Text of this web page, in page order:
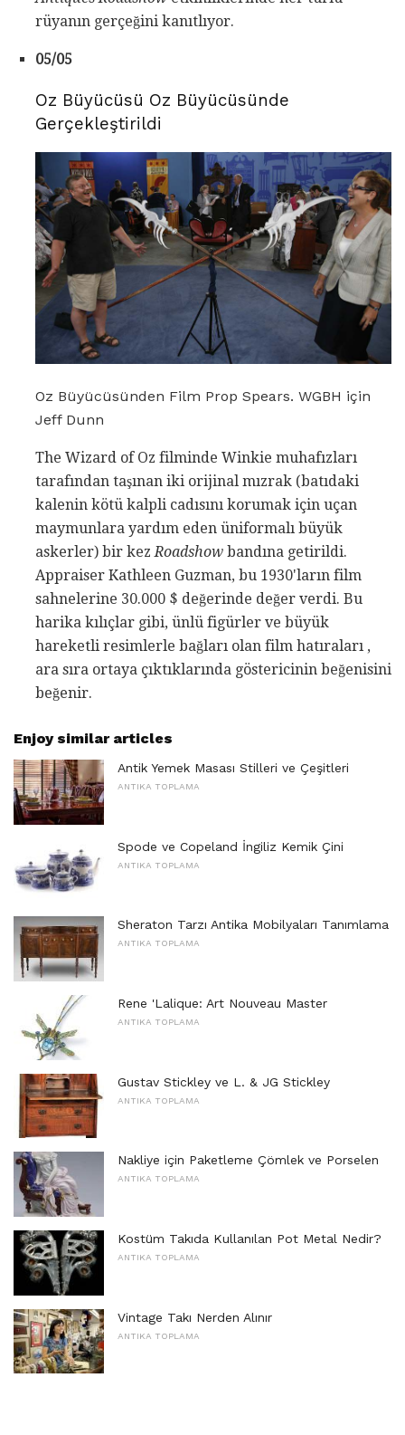
rüyanın gerçeğini kanıtlıyor.
05/05
Oz Büyücüsü Oz Büyücüsünde
Gerçekleştirildi
Oz Büyücüsünden Film Prop Spears. WGBH için
Jeff Dunn
The Wizard of Oz filminde Winkie muhafızları
tarafından taşınan iki orijinal mızrak (batıdaki
kalenin kötü kalpli cadısını korumak için uçan
maymunlara yardım eden üniformalı büyük
askerler) bir kezRoadshow bandına getirildi.
Appraiser Kathleen Guzman, bu 1930'ların film
sahnelerine 30.000 $ değerinde değer verdi. Bu
harika kılıçlar gibi, ünlü figürler ve büyük
hareketli resimlerle bağları olan film hatıraları ,
ara sıra ortaya çıktıklarında göstericinin beğenisini
beğenir.
Enjoy similar articles
Antik Yemek Masası Stilleri ve Çeşitleri
ANTIKA TOPLAMA
Spode ve Copeland İngiliz Kemik Çini
ANTIKA TOPLAMA
Sheraton Tarzı Antika Mobilyaları Tanımlama
ANTIKA TOPLAMA
Rene 'Lalique: Art Nouveau Master
ANTIKA TOPLAMA
Gustav Stickley ve L. & JG Stickley
ANTIKA TOPLAMA
Nakliye için Paketleme Çömlek ve Porselen
ANTIKA TOPLAMA
Kostüm Takıda Kullanılan Pot Metal Nedir?
ANTIKA TOPLAMA
Vintage Takı Nerden Alınır
ANTIKA TOPLAMA